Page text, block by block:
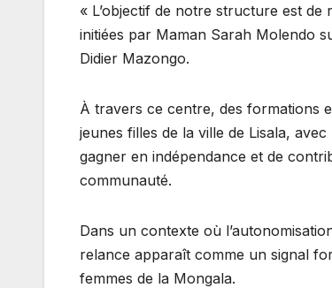
« L’objectif de notre structure est
initiées par Maman Sarah Molendo
Didier Mazongo.
À travers ce centre, des formations
jeunes filles de la ville de Lisala,
gagner en indépendance et de
communauté.
Dans un contexte où
relance apparaît comme un signal
femmes de la Mongala.